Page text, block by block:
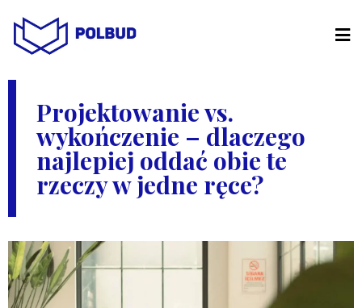
Projektowanie vs.
wykończenie – dlaczego
najlepiej oddać obie te
rzeczy w jedne ręce?